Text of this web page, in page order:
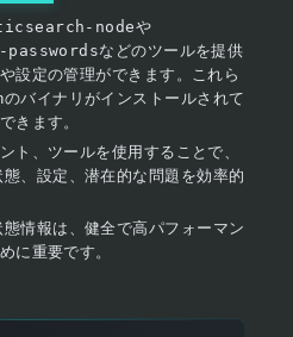
nodeや
などのツールを提供
設定の管理ができます。これら
バイナリがインストールされて
きます。
ト、ツールを使用することで、
、設定、潜在的な問題を効率的
情報は、健全で高パフォーマン
に重要です。